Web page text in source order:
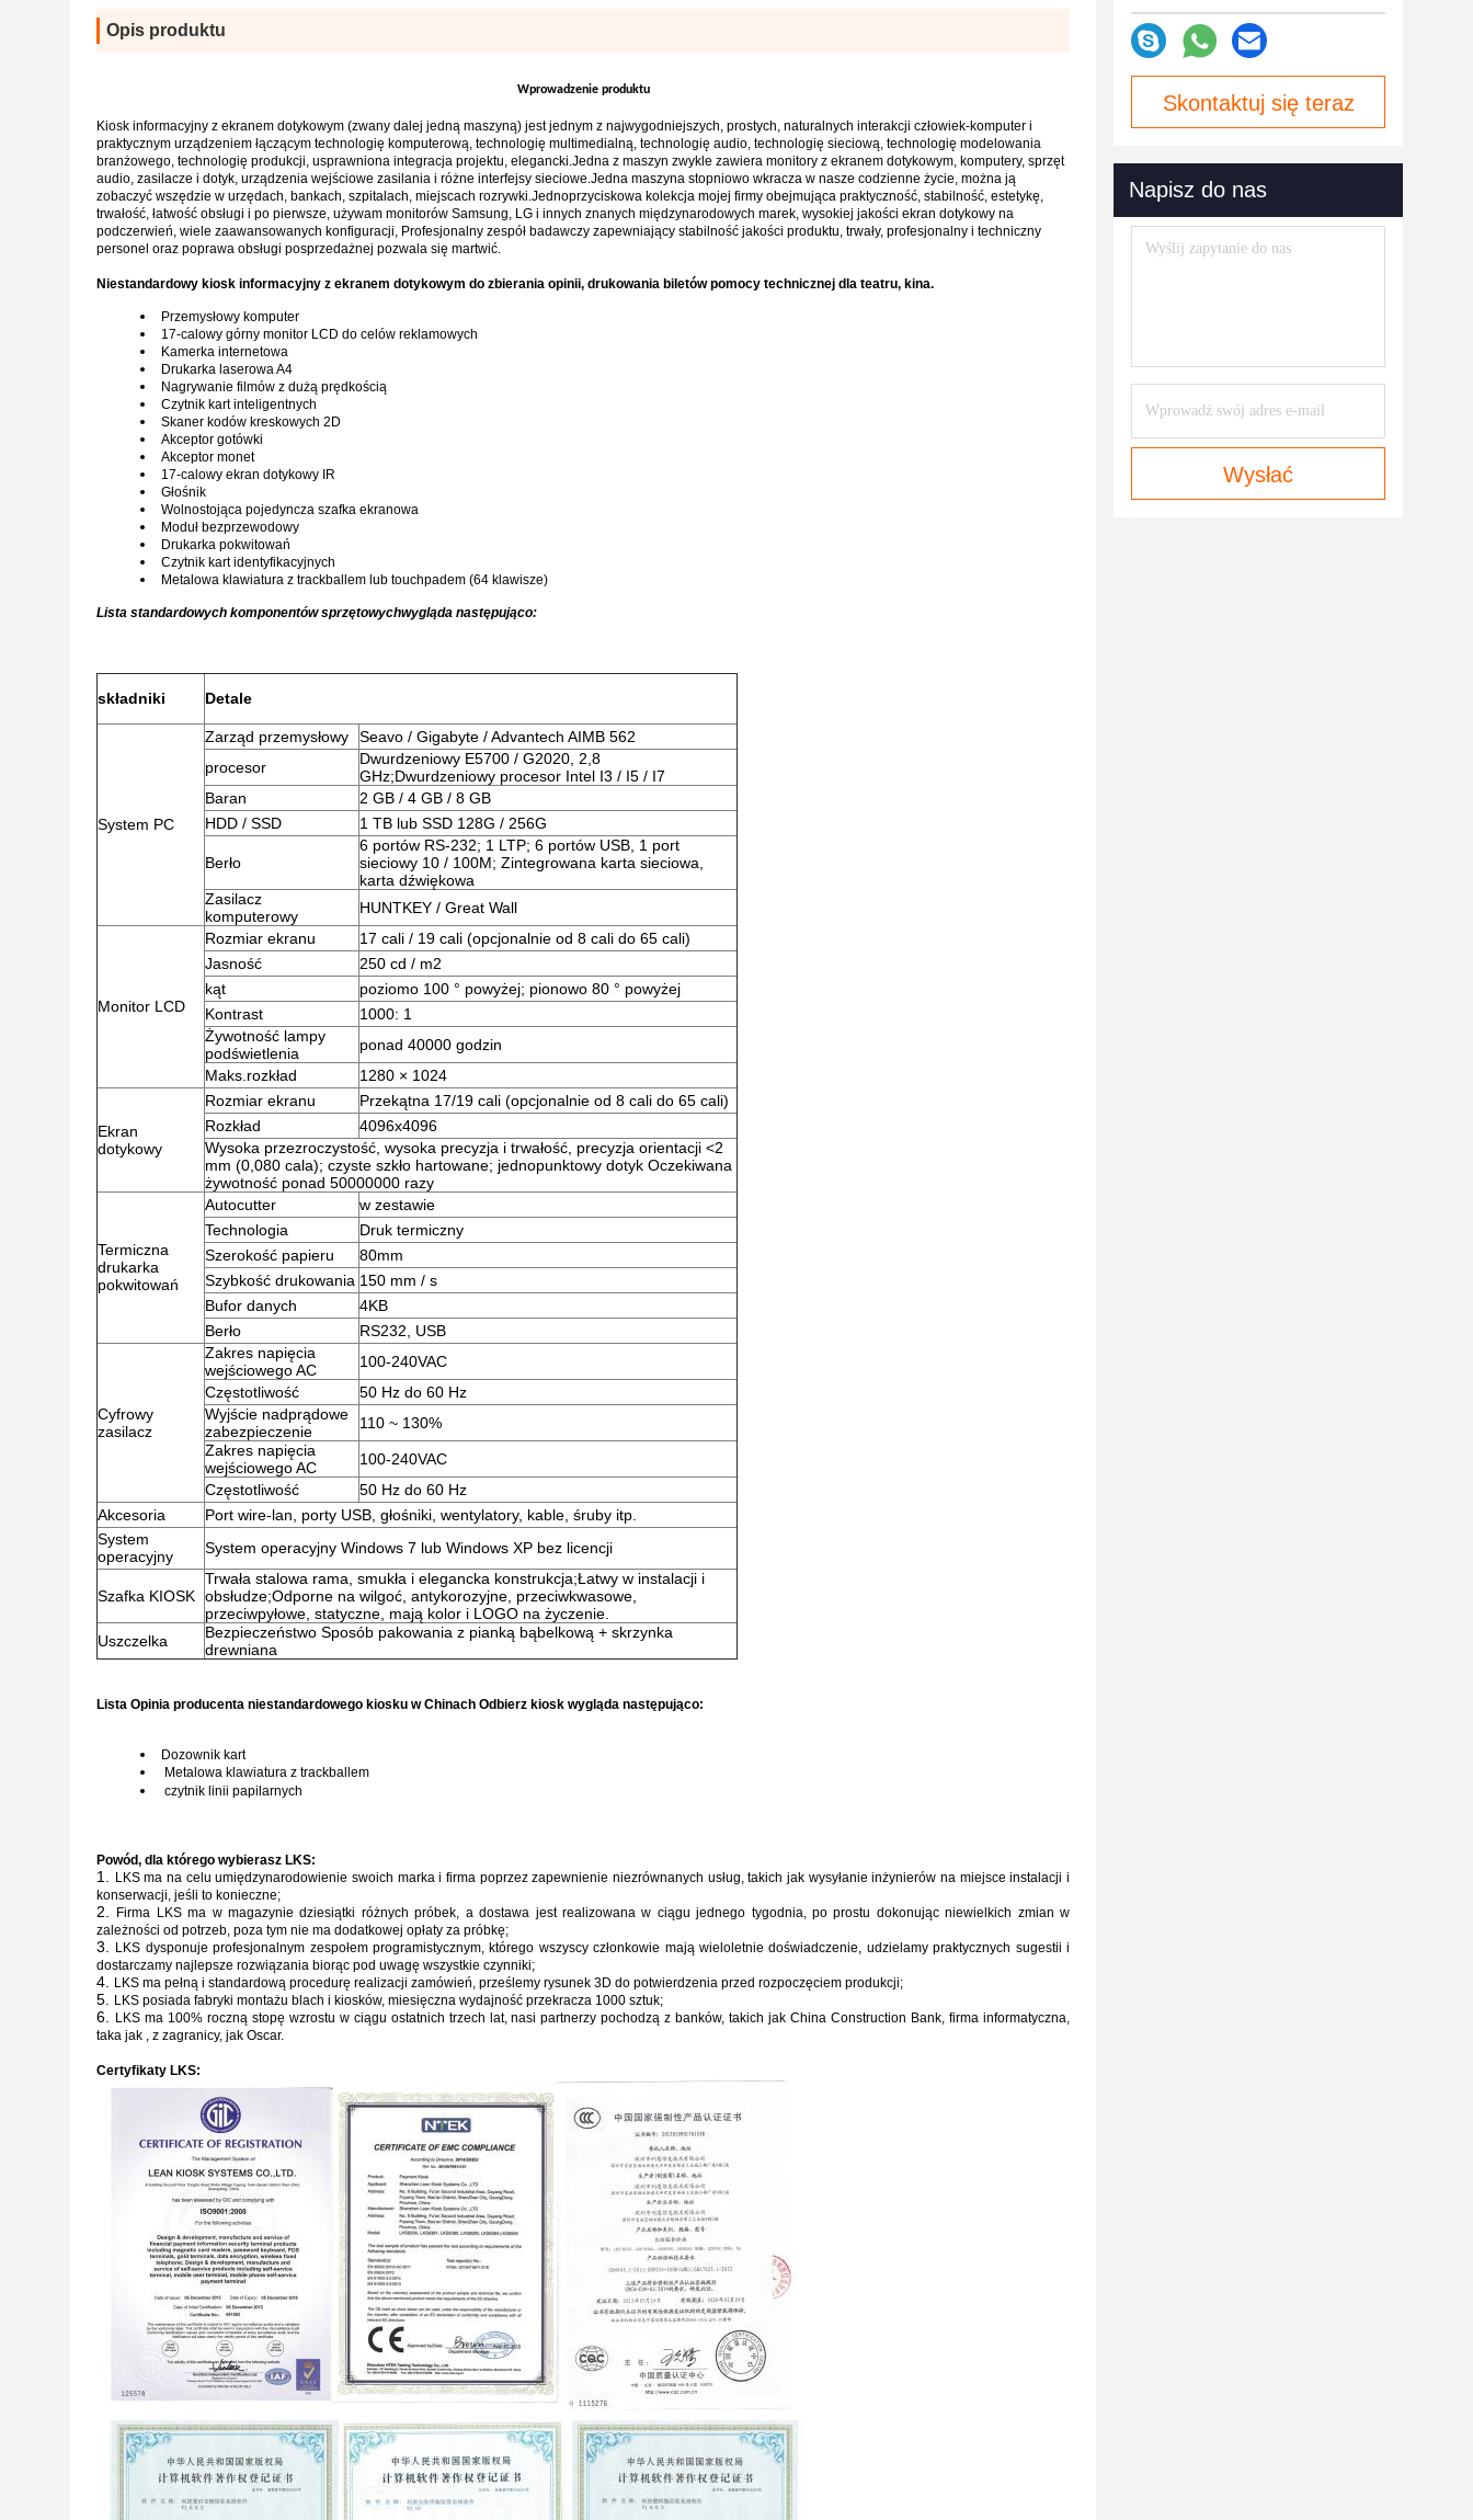
Opis produktu
Wprowadzenie produktu
Kiosk informacyjny z ekranem dotykowym (zwany dalej jedną maszyną) jest jednym z najwygodniejszych, prostych, naturalnych interakcji człowiek-komputer i
praktycznym urządzeniem łączącym technologię komputerową, technologię multimedialną, technologię audio, technologię sieciową, technologię modelowania
branżowego, technologię produkcji, usprawniona integracja projektu, elegancki.Jedna z maszyn zwykle zawiera monitory z ekranem dotykowym, komputery, sprzęt
audio, zasilacze i dotyk, urządzenia wejściowe zasilania i różne interfejsy sieciowe.Jedna maszyna stopniowo wkracza w nasze codzienne życie, można ją
zobaczyć wszędzie w urzędach, bankach, szpitalach, miejscach rozrywki.Jednoprzyciskowa kolekcja mojej firmy obejmująca praktyczność, stabilność, estetykę,
trwałość, łatwość obsługi i po pierwsze, używam monitorów Samsung, LG i innych znanych międzynarodowych marek, wysokiej jakości ekran dotykowy na
podczerwień, wiele zaawansowanych konfiguracji, Profesjonalny zespół badawczy zapewniający stabilność jakości produktu, trwały, profesjonalny i techniczny
personel oraz poprawa obsługi posprzedażnej pozwala się martwić.
Niestandardowy kiosk informacyjny z ekranem dotykowym do zbierania opinii, drukowania biletów pomocy technicznej dla teatru, kina.
Przemysłowy komputer
17-calowy górny monitor LCD do celów reklamowych
Kamerka internetowa
Drukarka laserowa A4
Nagrywanie filmów z dużą prędkością
Czytnik kart inteligentnych
Skaner kodów kreskowych 2D
Akceptor gotówki
Akceptor monet
17-calowy ekran dotykowy IR
Głośnik
Wolnostojąca pojedyncza szafka ekranowa
Moduł bezprzewodowy
Drukarka pokwitowań
Czytnik kart identyfikacyjnych
Metalowa klawiatura z trackballem lub touchpadem (64 klawisze)
Lista standardowych komponentów sprzętowychwygląda następująco:
składniki Detale
System PC
Zarząd przemysłowy
Seavo / Gigabyte / Advantech AIMB 562
procesor
Dwurdzeniowy E5700 / G2020, 2,8
GHz;Dwurdzeniowy procesor Intel I3 / I5 / I7
Baran
2 GB / 4 GB / 8 GB
HDD / SSD
1 TB lub SSD 128G / 256G
Berło
6 portów RS-232; 1 LTP; 6 portów USB, 1 port
sieciowy 10 / 100M; Zintegrowana karta sieciowa,
karta dźwiękowa
Zasilacz
komputerowy
HUNTKEY / Great Wall
Monitor LCD
Rozmiar ekranu
17 cali / 19 cali (opcjonalnie od 8 cali do 65 cali)
Jasność
250 cd / m2
kąt
poziomo 100 ° powyżej; pionowo 80 ° powyżej
Kontrast
1000: 1
Żywotność lampy
podświetlenia
ponad 40000 godzin
Maks.rozkład
1280 × 1024
Ekran
dotykowy
Rozmiar ekranu
Przekątna 17/19 cali (opcjonalnie od 8 cali do 65 cali)
Rozkład
4096x4096
Wysoka przezroczystość, wysoka precyzja i trwałość, precyzja orientacji <2
mm (0,080 cala); czyste szkło hartowane; jednopunktowy dotyk Oczekiwana
żywotność ponad 50000000 razy
Termiczna
drukarka
pokwitowań
Autocutter
w zestawie
Technologia
Druk termiczny
Szerokość papieru
80mm
Szybkość drukowania 150 mm / s
Bufor danych
4KB
Berło
RS232, USB
Cyfrowy
zasilacz
Zakres napięcia
wejściowego AC
100-240VAC
Częstotliwość
50 Hz do 60 Hz
Wyjście nadprądowe
zabezpieczenie
110 ~ 130%
Zakres napięcia
wejściowego AC
100-240VAC
Częstotliwość
50 Hz do 60 Hz
Akcesoria
Port wire-lan, porty USB, głośniki, wentylatory, kable, śruby itp.
System
operacyjny
System operacyjny Windows 7 lub Windows XP bez licencji
Szafka KIOSK
Trwała stalowa rama, smukła i elegancka konstrukcja;Łatwy w instalacji i
obsłudze;Odporne na wilgoć, antykorozyjne, przeciwkwasowe,
przeciwpyłowe, statyczne, mają kolor i LOGO na życzenie.
Uszczelka
Bezpieczeństwo Sposób pakowania z pianką bąbelkową + skrzynka
drewniana
Lista Opinia producenta niestandardowego kiosku w Chinach Odbierz kiosk wygląda następująco:
Dozownik kart
Metalowa klawiatura z trackballem
czytnik linii papilarnych
Powód, dla którego wybierasz LKS:
LKS ma na celu umiędzynarodowienie swoich marka i firma poprzez zapewnienie niezrównanych usług, takich jak wysyłanie inżynierów na miejsce instalacji i
konserwacji, jeśli to konieczne;
Firma LKS ma w magazynie dziesiątki różnych próbek, a dostawa jest realizowana w ciągu jednego tygodnia, po prostu dokonując niewielkich zmian w
zależności od potrzeb, poza tym nie ma dodatkowej opłaty za próbkę;
LKS dysponuje profesjonalnym zespołem programistycznym, którego wszyscy członkowie mają wieloletnie doświadczenie, udzielamy praktycznych sugestii i
dostarczamy najlepsze rozwiązania biorąc pod uwagę wszystkie czynniki;
LKS ma pełną i standardową procedurę realizacji zamówień, prześlemy rysunek 3D do potwierdzenia przed rozpoczęciem produkcji;
LKS posiada fabryki montażu blach i kiosków, miesięczna wydajność przekracza 1000 sztuk;
LKS ma 100% roczną stopę wzrostu w ciągu ostatnich trzech lat, nasi partnerzy pochodzą z banków, takich jak China Construction Bank, firma informatyczna,
taka jak , z zagranicy, jak Oscar.
Certyfikaty LKS:
Skontaktuj się teraz
Napisz do nas
Wysłać